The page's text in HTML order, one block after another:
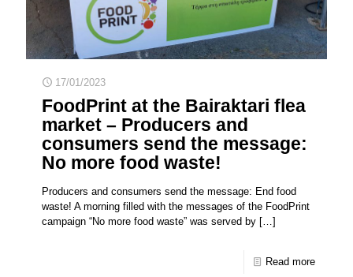
17/01/2023
FoodPrint at the Bairaktari flea
market – Producers and
consumers send the message:
No more food waste!
Producers and consumers send the message: End food
waste! A morning filled with the messages of the FoodPrint
campaign “No more food waste” was served by […]
Read more